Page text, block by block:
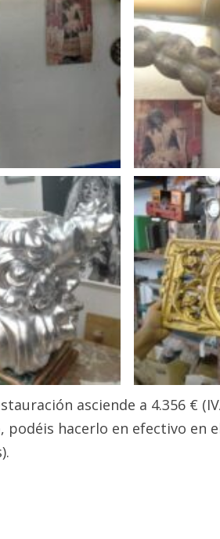
asciende a 4.356 €
hacerlo en efectivo en